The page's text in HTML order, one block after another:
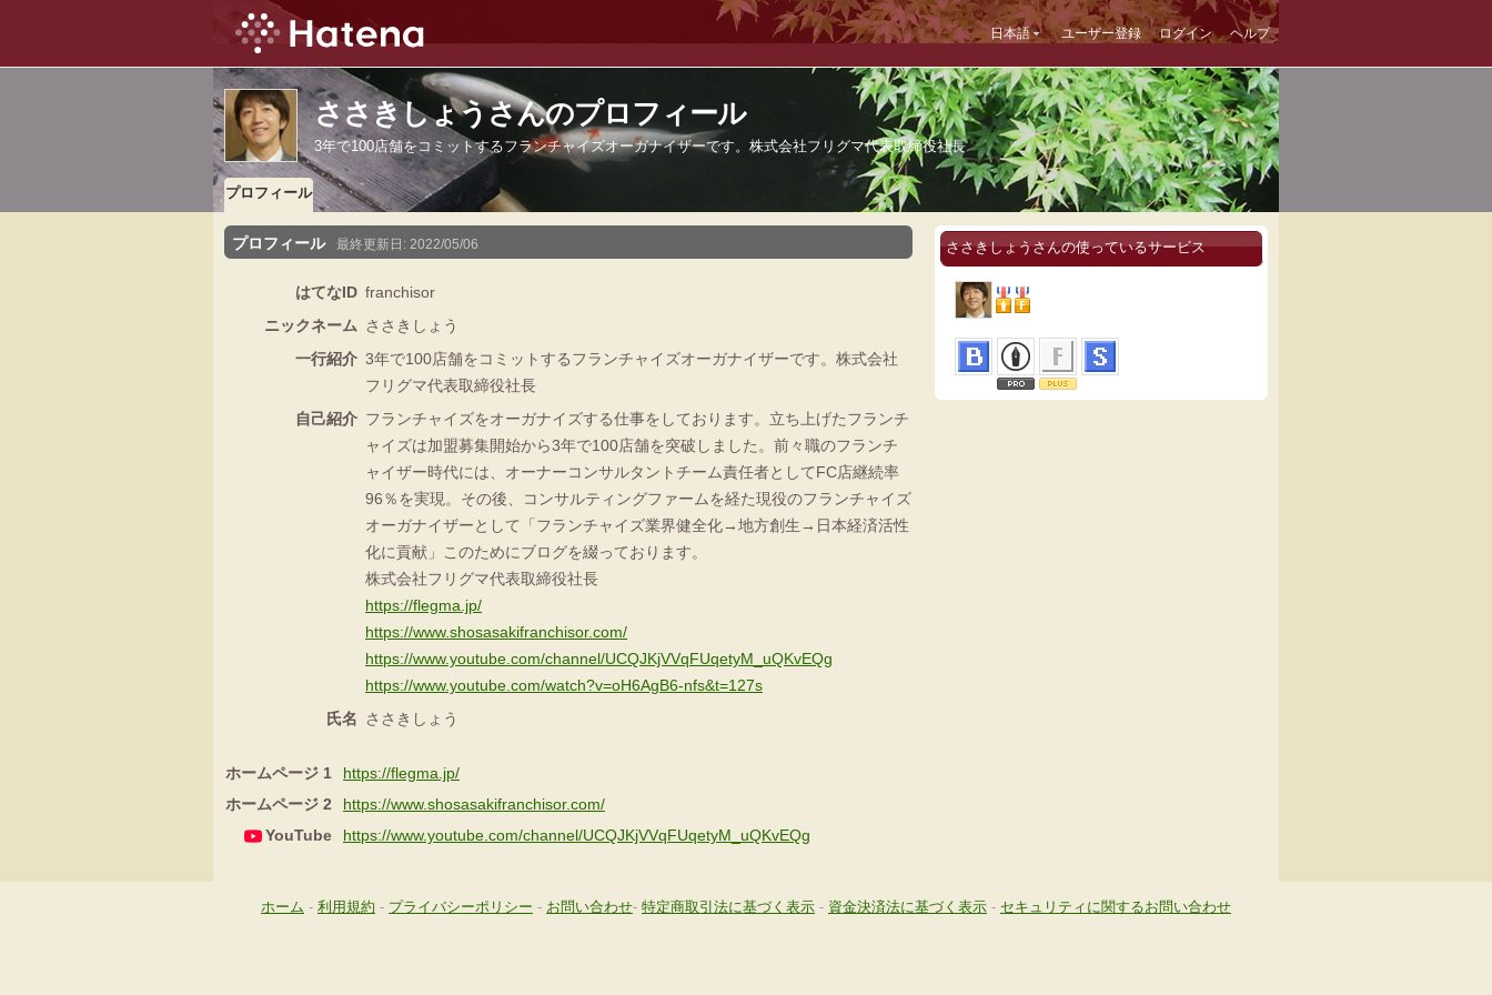
日本語 ユーザー登録 ログイン ヘルプ
ささきしょうさんのプロフィール
3年で100店舗をコミットするフランチャイズオーガナイザーです。株式会社フリグマ代表取締役社長
プロフィール
プロフィール 最終更新日: 2022/05/06
はてなID franchisor
ニックネーム ささきしょう
一行紹介 3年で100店舗をコミットするフランチャイズオーガナイザーです。株式会社
フリグマ代表取締役社長
自己紹介 フランチャイズをオーガナイズする仕事をしております。立ち上げたフランチ
ャイズは加盟募集開始から3年で100店舗を突破しました。前々職のフランチ
ャイザー時代には、オーナーコンサルタントチーム責任者としてFC店継続率
96％を実現。その後、コンサルティングファームを経た現役のフランチャイズ
オーガナイザーとして「フランチャイズ業界健全化→地方創生→日本経済活性
化に貢献」このためにブログを綴っております。
株式会社フリグマ代表取締役社長
https://flegma.jp/
https://www.shosasakifranchisor.com/
https://www.youtube.com/channel/UCQJKjVVqFUqetyM_uQKvEQg
https://www.youtube.com/watch?v=oH6AgB6-nfs&t=127s
氏名
ささきしょう
ホームページ 1
https://flegma.jp/
ホームページ 2
https://www.shosasakifranchisor.com/
YouTube
https://www.youtube.com/channel/UCQJKjVVqFUqetyM_uQKvEQg
ささきしょうさんの使っているサービス
ホーム - 利用規約 - プライバシーポリシー - お問い合わせ- 特定商取引法に基づく表示 - 資金決済法に基づく表示 - セキュリティに関するお問い合わせ